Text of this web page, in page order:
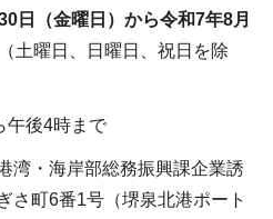
日（金曜日）から令和7年8月
曜日、日曜日、祝日を除
午後4時まで
湾・海岸部総務振興課企業誘
町6番1号（堺泉北港ポート